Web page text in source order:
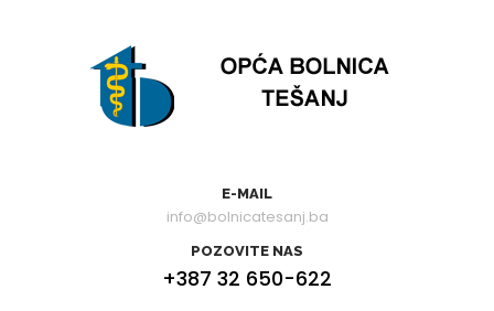
E-MAIL
info@bolnicatesanj.ba
POZOVITE NAS
+387 32 650-622